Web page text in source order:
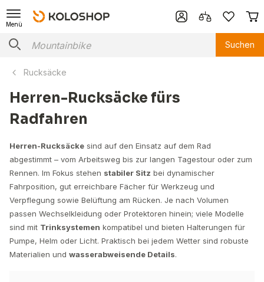
Menü
Suchen
Rucksäcke
Herren-Rucksäcke fürs
Radfahren
Herren-Rucksäcke sind auf den Einsatz auf dem Rad
abgestimmt – vom Arbeitsweg bis zur langen Tagestour oder zum
Rennen. Im Fokus stehen stabiler Sitz bei dynamischer
Fahrposition, gut erreichbare Fächer für Werkzeug und
Verpflegung sowie Belüftung am Rücken. Je nach Volumen
passen Wechselkleidung oder Protektoren hinein; viele Modelle
sind mit Trinksystemen kompatibel und bieten Halterungen für
Pumpe, Helm oder Licht. Praktisch bei jedem Wetter sind robuste
Materialien und wasserabweisende Details.